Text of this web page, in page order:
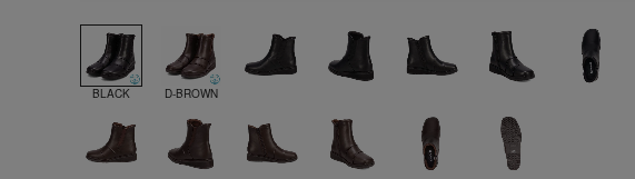
BLACK D-BROWN